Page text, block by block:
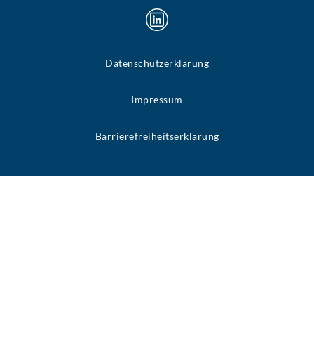
Datenschutzerklärung
Impressum
Barrierefreiheitserklärung